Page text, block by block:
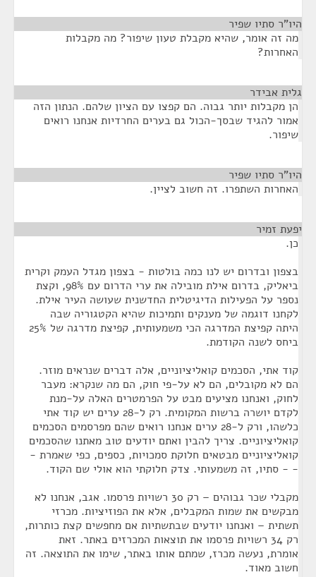
היו"ר סתיו שפיר
מה זה אומר, שהיא מקבלת טעון שיפור? מה מקבלות
האחרות?
גלית אבידר
הן מקבלות יותר גבוה. הם קפצו עם הציון שלהם. הנתון הזה
אמור להגיד שבסך-הכול גם בערים החרדיות אנחנו רואים
שיפור.
היו"ר סתיו שפיר
האחרות השתפרו. זה חשוב לציין.
יפעת זמיר
כן.
בצפון ובדרום יש לנו כמה בולטות - בצפון מגדל העמק וקרית
ביאליק, בדרום אילת מובילה את ערי הדרום עם 98%, וקצת
נספר על הפעילות הדיגיטלית החדשנית שעושה העיר אילת.
לקחנו דוגמה של מענקים ותמיכות שהיא הקטגוריה שבה
היתה קפיצת המדרגה הכי משמעותית, קפיצת מדרגה של 25%
ביחס לשנה הקודמת.
קוד אתי, הסכמים קואליציוניים, אלה דברים שנראים מוזר.
הם לא מקובלים, הם לא על-פי חוק, הם מה שנקרא: מעבר
לחוק, ואנחנו מציעים מבט על הפרמטרים האלה על-מנת
לקדם יושרה ברשות המקומית. רק ל-28 ערים יש קוד אתי
כלשהו, ורק ל-28 ערים אנחנו רואים שהם מפרסמים הסכמים
קואליציוניים. צריך להבין ואתם יודעים טוב מאתנו שהסכמים
קואליציוניים מבטאים חלוקת סמכויות, כספים, כפי שאמרת -
- - סתיו, זה משמעותי. צדק חלוקתי הוא אולי שם הקוד.
מקבלי שכר גבוהים – רק 30 רשויות פרסמו. אגב, אנחנו לא
מבקשים את שמות המקבלים, אלא את הפוזיציות. מכרזי
תשתית – ואנחנו יודעים שבתשתיות אם מחפשים קצת כותרות,
רק 34 רשויות פרסמו את תוצאות המכרזים באתר. זאת
אומרת, נעשה מכרז, שמתם אותו באתר, שימו את התוצאה. זה
חשוב מאוד.